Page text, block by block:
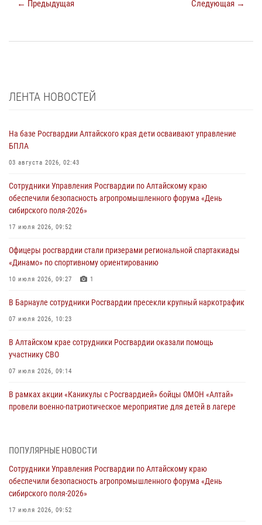
← Предыдущая Следующая →
ЛЕНТА НОВОСТЕЙ
На базе Росгвардии Алтайского края дети осваивают управление
БПЛА
03 августа 2026, 02:43
Сотрудники Управления Росгвардии по Алтайскому краю
обеспечили безопасность агропромышленного форума «День
сибирского поля-2026»
17 июля 2026, 09:52
Офицеры росгвардии стали призерами региональной спартакиады
«Динамо» по спортивному ориентированию
10 июля 2026, 09:27 1
В Барнауле сотрудники Росгвардии пресекли крупный наркотрафик
07 июля 2026, 10:23
В Алтайском крае сотрудники Росгвардии оказали помощь
участнику СВО
07 июля 2026, 09:14
В рамках акции «Каникулы с Росгвардией» бойцы ОМОН «Алтай»
провели военно-патриотическое мероприятие для детей в лагере
акции «Коробка храбрости»
Сотрудники Росгвардии провели встречу с юными пограничниками
ПОПУЛЯРНЫЕ НОВОСТИ
Сотрудники Управления Росгвардии по Алтайскому краю
обеспечили безопасность агропромышленного форума «День
сибирского поля-2026»
17 июля 2026, 09:52